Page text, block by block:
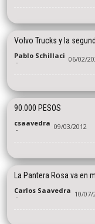
Volvo Trucks y la
Pablo Schillaci
- 06/02/
90.000 PESOS
csaavedra
- 09/03/2012
La Pantera Rosa va en
Carlos Saavedra
- 10/07/